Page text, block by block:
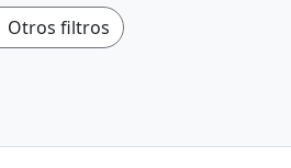
Otros filtros